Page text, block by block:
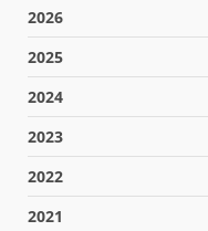
2026
2025
2024
2023
2022
2021